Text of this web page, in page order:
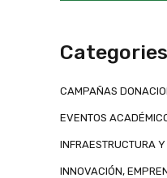
Categories
CAMPAÑAS
EVENTOS
INFRAESTRUCTURA
INNOVACIÓN,